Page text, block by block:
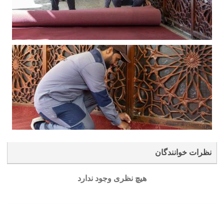
نظرات خوانندگان
هیچ نظری وجود ندارد